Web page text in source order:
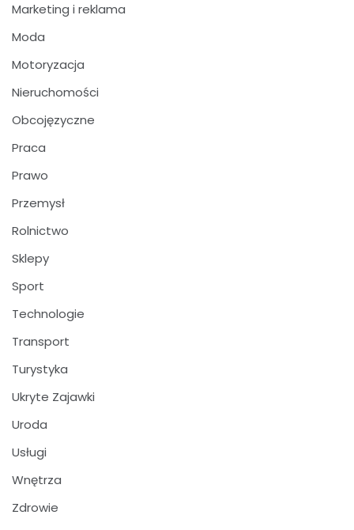
Marketing i reklama
Moda
Motoryzacja
Nieruchomości
Obcojęzyczne
Praca
Prawo
Przemysł
Rolnictwo
Sklepy
Sport
Technologie
Transport
Turystyka
Ukryte Zajawki
Uroda
Usługi
Wnętrza
Zdrowie